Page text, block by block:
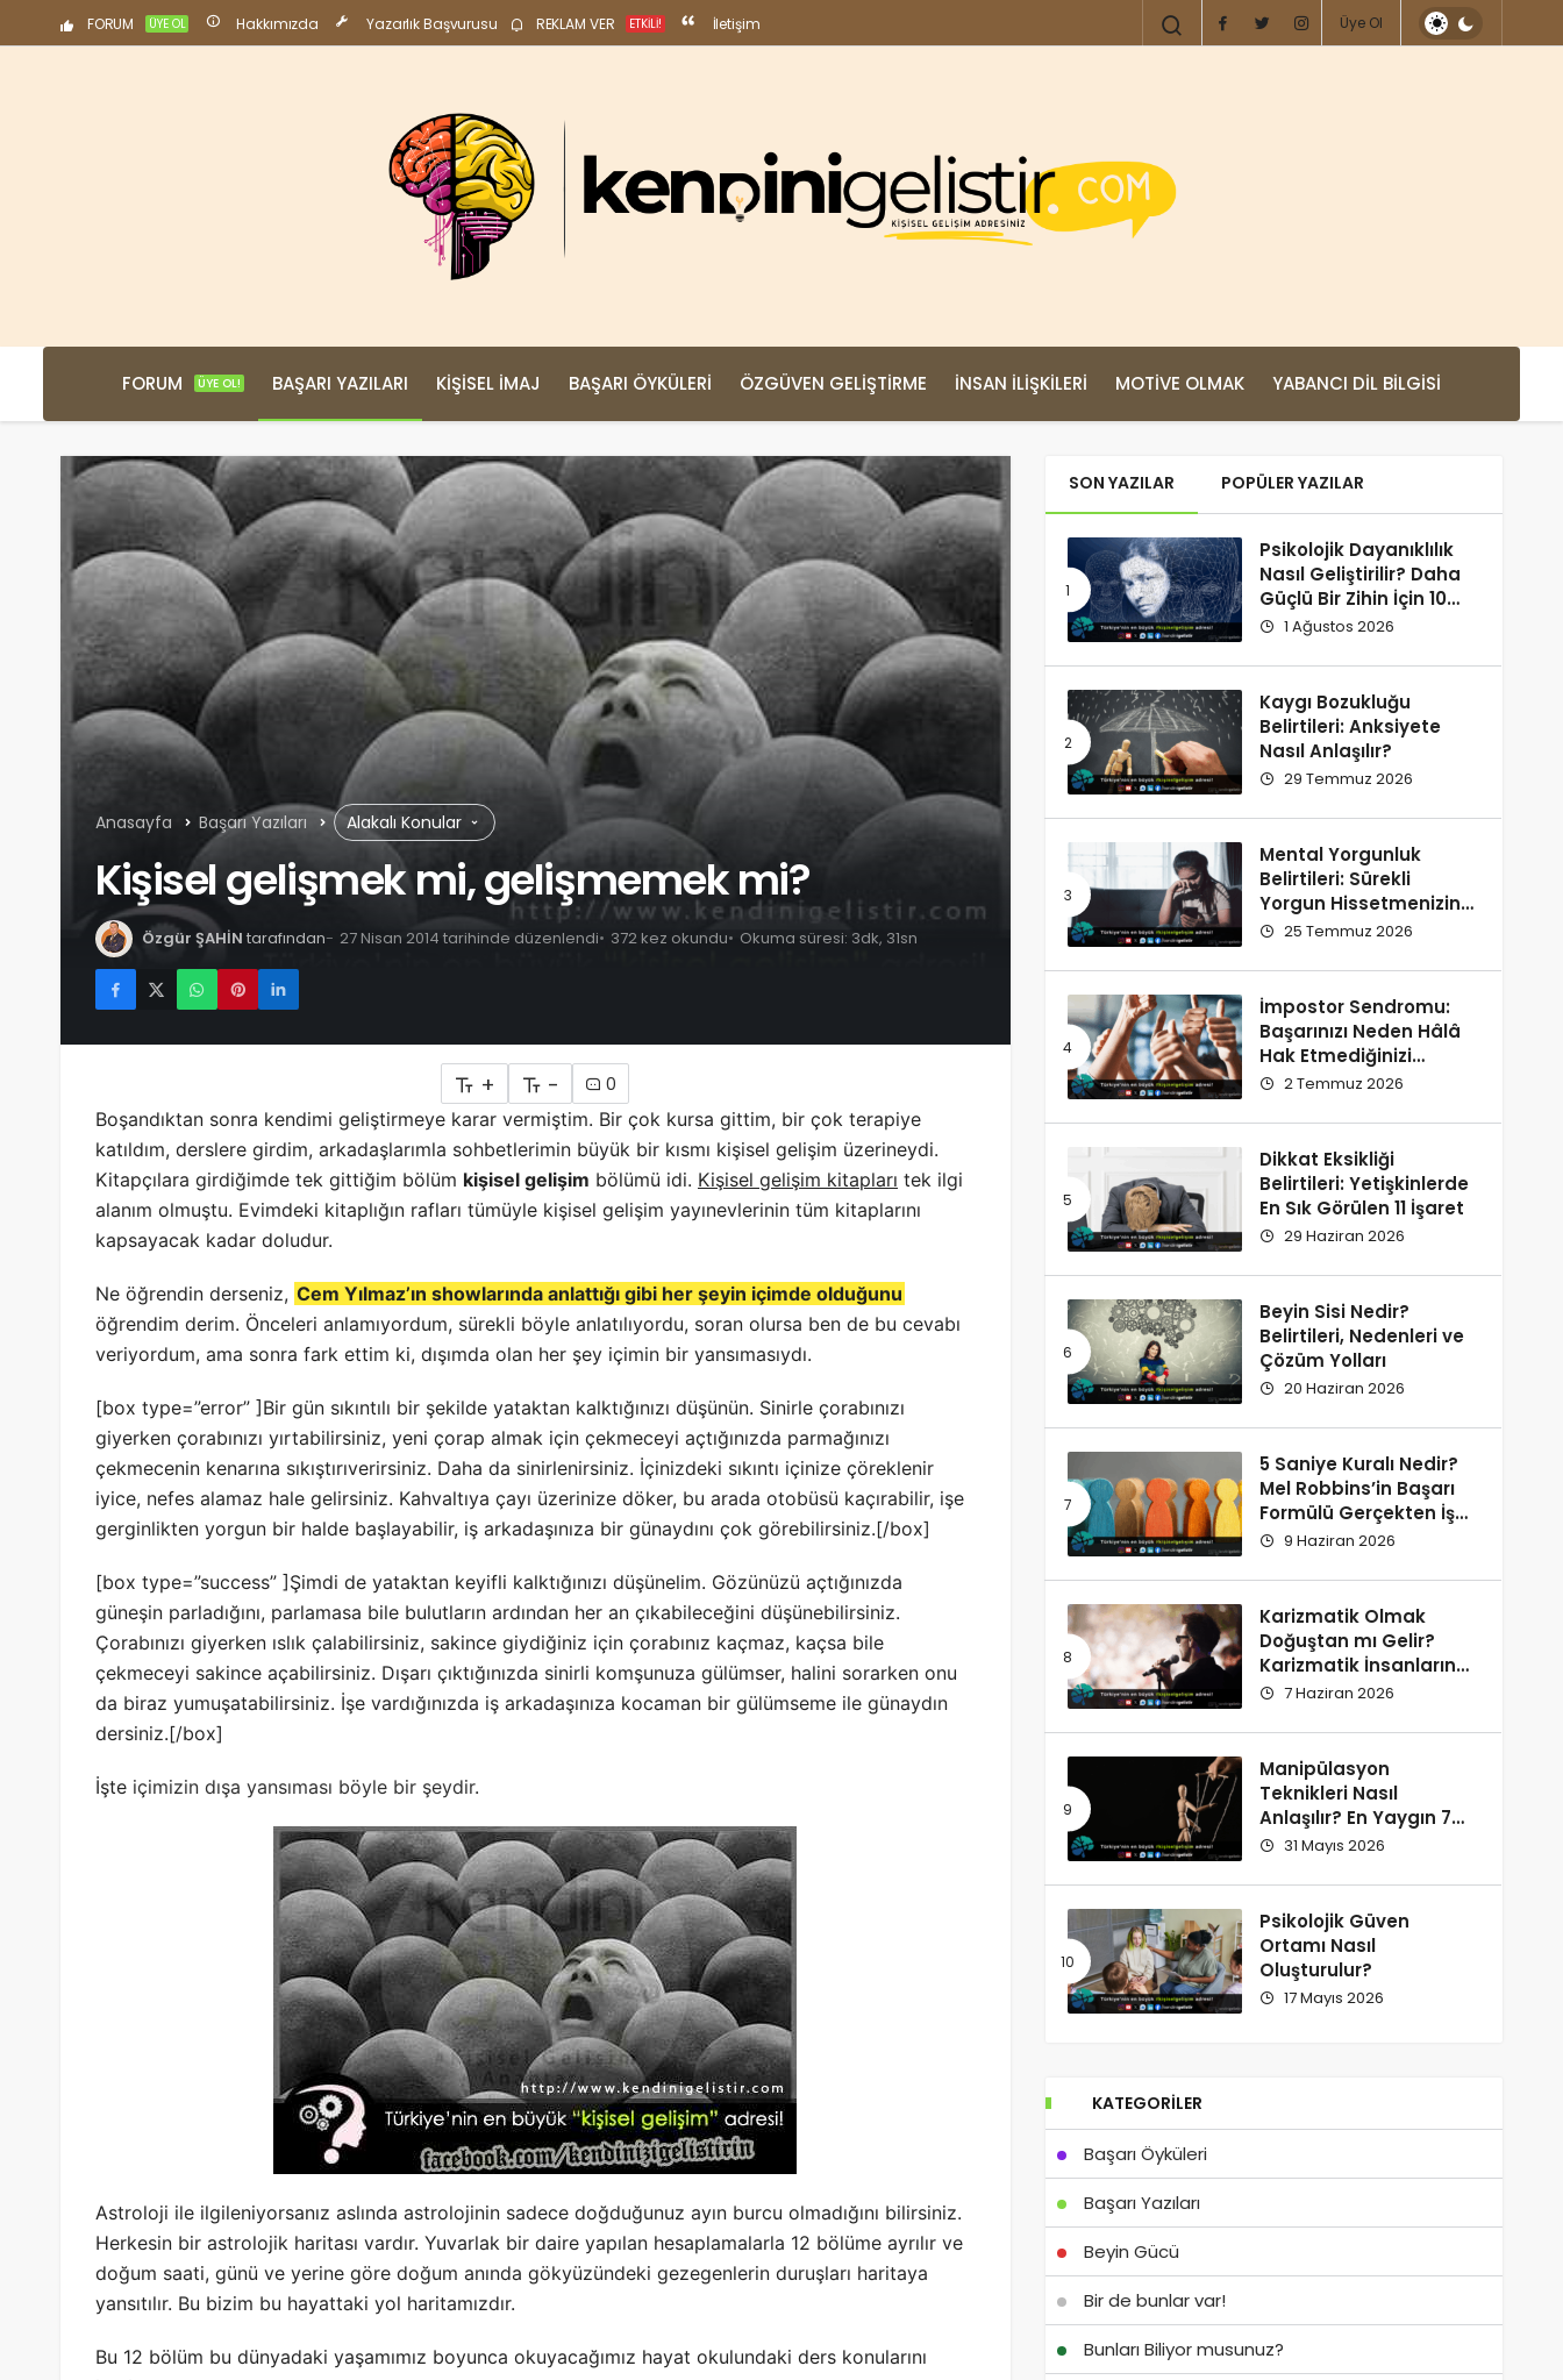
FORUM ÜYE OL Hakkımızda Yazarlık Başvurusu REKLAM VER ETKILI! İletişim Üye Ol
FORUM ÜYE OL! BAŞARI YAZILARI KIŞISEL İMAJ BAŞARI ÖYKÜLERI ÖZGÜVEN GELIŞTIRME İNSAN İLIŞKILERI MOTIVE OLMAK YABANCI DIL BILGISI
Anasayfa Başarı Yazıları Alakalı Konular
Kişisel gelişmek mi, gelişmemek mi?
Özgür ŞAHİN tarafından 27 Nisan 2014 tarihinde düzenlendi 372 kez okundu Okuma süresi: 3dk, 31sn
+ -
0
Boşandıktan sonra kendimi geliştirmeye karar vermiştim. Bir çok kursa gittim, bir çok terapiye
katıldım, derslere girdim, arkadaşlarımla sohbetlerimin büyük bir kısmı kişisel gelişim üzerineydi.
Kitapçılara girdiğimde tek gittiğim bölüm kişisel gelişim bölümü idi. Kişisel gelişim kitapları tek ilgi
alanım olmuştu. Evimdeki kitaplığın rafları tümüyle kişisel gelişim yayınevlerinin tüm kitaplarını
kapsayacak kadar doludur.
Ne öğrendin derseniz, Cem Yılmaz’ın showlarında anlattığı gibi her şeyin içimde olduğunu
öğrendim derim. Önceleri anlamıyordum, sürekli böyle anlatılıyordu, soran olursa ben de bu cevabı
veriyordum, ama sonra fark ettim ki, dışımda olan her şey içimin bir yansımasıydı.
[box type=”error” ]Bir gün sıkıntılı bir şekilde yataktan kalktığınızı düşünün. Sinirle çorabınızı
giyerken çorabınızı yırtabilirsiniz, yeni çorap almak için çekmeceyi açtığınızda parmağınızı
çekmecenin kenarına sıkıştırıverirsiniz. Daha da sinirlenirsiniz. İçinizdeki sıkıntı içinize çöreklenir
iyice, nefes alamaz hale gelirsiniz. Kahvaltıya çayı üzerinize döker, bu arada otobüsü kaçırabilir, işe
gerginlikten yorgun bir halde başlayabilir, iş arkadaşınıza bir günaydını çok görebilirsiniz.[/box]
[box type=”success” ]Şimdi de yataktan keyifli kalktığınızı düşünelim. Gözünüzü açtığınızda
güneşin parladığını, parlamasa bile bulutların ardından her an çıkabileceğini düşünebilirsiniz.
Çorabınızı giyerken ıslık çalabilirsiniz, sakince giydiğiniz için çorabınız kaçmaz, kaçsa bile
çekmeceyi sakince açabilirsiniz. Dışarı çıktığınızda sinirli komşunuza gülümser, halini sorarken onu
da biraz yumuşatabilirsiniz. İşe vardığınızda iş arkadaşınıza kocaman bir gülümseme ile günaydın
dersiniz.[/box]
İşte içimizin dışa yansıması böyle bir şeydir.
Astroloji ile ilgileniyorsanız aslında astrolojinin sadece doğduğunuz ayın burcu olmadığını bilirsiniz.
Herkesin bir astrolojik haritası vardır. Yuvarlak bir daire yapılan hesaplamalarla 12 bölüme ayrılır ve
doğum saati, günü ve yerine göre doğum anında gökyüzündeki gezegenlerin duruşları haritaya
yansıtılır. Bu bizim bu hayattaki yol haritamızdır.
Bu 12 bölüm bu dünyadaki yaşamımız boyunca okuyacağımız hayat okulundaki ders konularını
SON YAZILAR POPÜLER YAZILAR
Psikolojik Dayanıklılık
Nasıl Geliştirilir? Daha
Güçlü Bir Zihin İçin 10
Alışkanlık
1 Ağustos 2026
Kaygı Bozukluğu
Belirtileri: Anksiyete
Nasıl Anlaşılır?
29 Temmuz 2026
Mental Yorgunluk
Belirtileri: Sürekli
Yorgun Hissetmenizin
12 Olası Nedeni
25 Temmuz 2026
İmpostor Sendromu:
Başarınızı Neden Hâlâ
Hak Etmediğinizi
Düşünüyorsunuz?
2 Temmuz 2026
Dikkat Eksikliği
Belirtileri: Yetişkinlerde
En Sık Görülen 11 İşaret
29 Haziran 2026
Beyin Sisi Nedir?
Belirtileri, Nedenleri ve
Çözüm Yolları
20 Haziran 2026
5 Saniye Kuralı Nedir?
Mel Robbins’in Başarı
Formülü Gerçekten İşe
Yarıyor
9 Haziran 2026
Karizmatik Olmak
Doğuştan mı Gelir?
Karizmatik İnsanların
Ortak Özellikleri
7 Haziran 2026
Manipülasyon
Teknikleri Nasıl
Anlaşılır? En Yaygın 7
İşaret
31 Mayıs 2026
Psikolojik Güven
Ortamı Nasıl
Oluşturulur?
17 Mayıs 2026
KATEGORILER
Başarı Öyküleri
Başarı Yazıları
Beyin Gücü
Bir de bunlar var!
Bunları Biliyor musunuz?